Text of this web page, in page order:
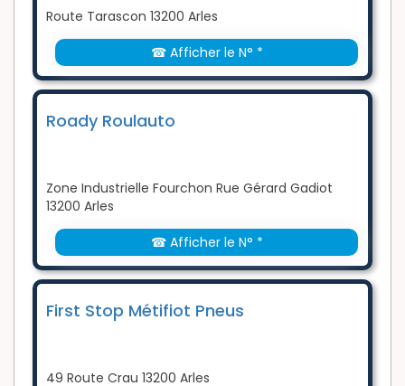
Route Tarascon 13200 Arles
☎ Afficher le N° *
Roady Roulauto
Zone Industrielle Fourchon Rue Gérard Gadiot
13200 Arles
☎ Afficher le N° *
First Stop Métifiot Pneus
49 Route Crau 13200 Arles